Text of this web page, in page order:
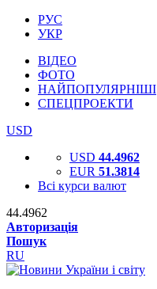
РУС
УКР
ВІДЕО
ФОТО
НАЙПОПУЛЯРНІШІ
СПЕЦПРОЕКТИ
USD
USD 44.4962
EUR 51.3814
Всі курси валют
44.4962
Авторизація
Пошук
RU